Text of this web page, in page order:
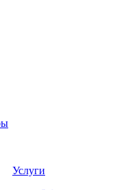
Услуги